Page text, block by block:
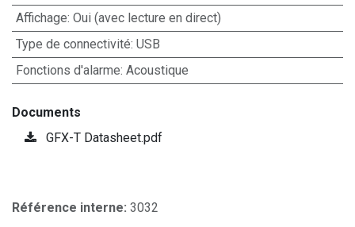
Affichage: Oui (avec lecture en direct)
Type de connectivité: USB
Fonctions d'alarme: Acoustique
Documents
GFX-T Datasheet.pdf
Référence interne: 3032